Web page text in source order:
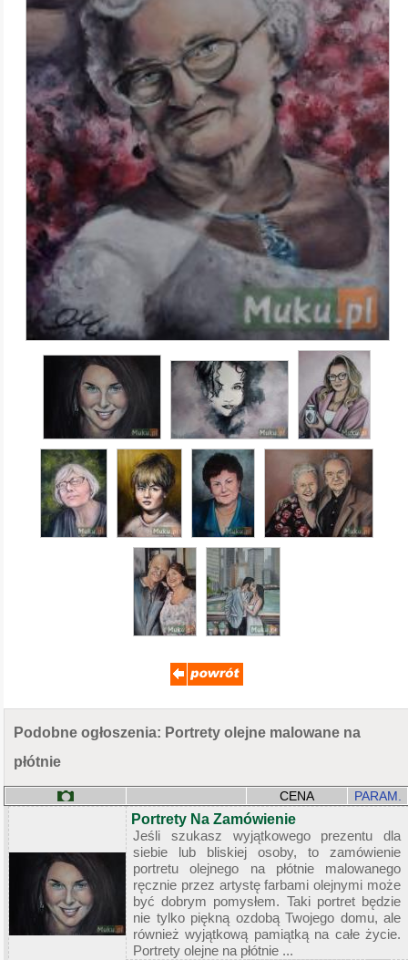
Podobne ogłoszenia: Portrety olejne malowane na
płótnie
CENA PARAM.
Portrety Na Zamówienie
Jeśli szukasz wyjątkowego prezentu dla
siebie lub bliskiej osoby, to zamówienie
portretu olejnego na płótnie malowanego
ręcznie przez artystę farbami olejnymi może
być dobrym pomysłem. Taki portret będzie
nie tylko piękną ozdobą Twojego domu, ale
również wyjątkową pamiątką na całe życie.
Portrety olejne na płótnie ...